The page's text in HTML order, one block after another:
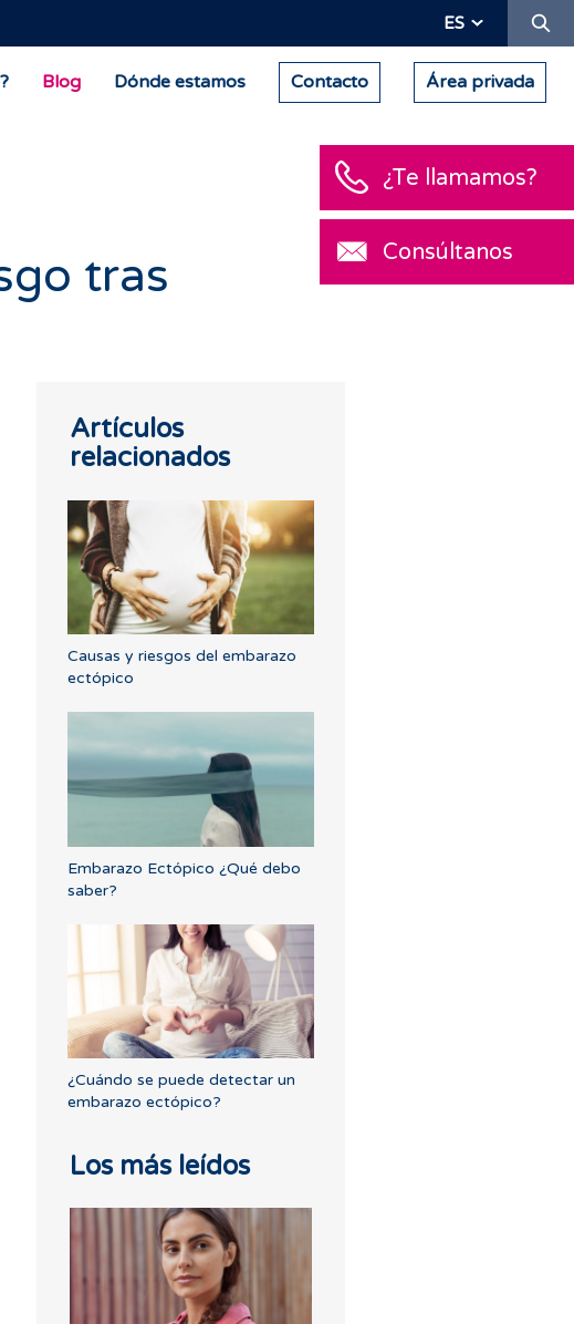
ES
Blog Dónde estamos Contacto Área privada
tras
Artículos
relacionados
Causas y riesgos del embarazo
ectópico
Embarazo Ectópico ¿Qué debo
saber?
¿Cuándo se puede detectar un
embarazo ectópico?
Los más leídos
¿Te
Consúltanos